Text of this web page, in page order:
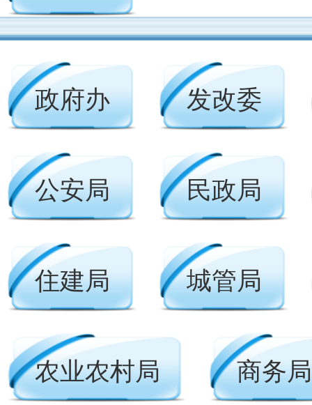
政府办 发改委
公安局 民政局
住建局 城管局
农业农村局 商务局